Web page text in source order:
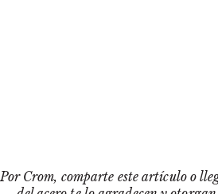
Por Crom, comparte este artículo o